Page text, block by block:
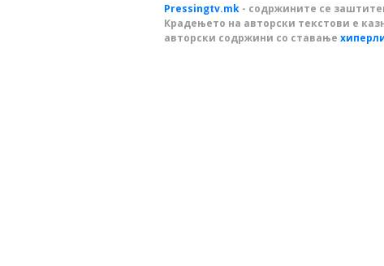
Pressingtv.mk - содржините се
Крадењето на авторски текстови е
авторски содржини со ставање